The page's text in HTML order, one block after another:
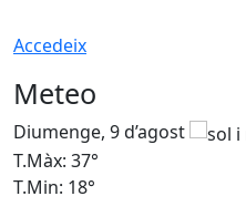
Accedeix
Meteo
Diumenge, 9 d’agost
T.Màx: 37°
T.Min: 18°